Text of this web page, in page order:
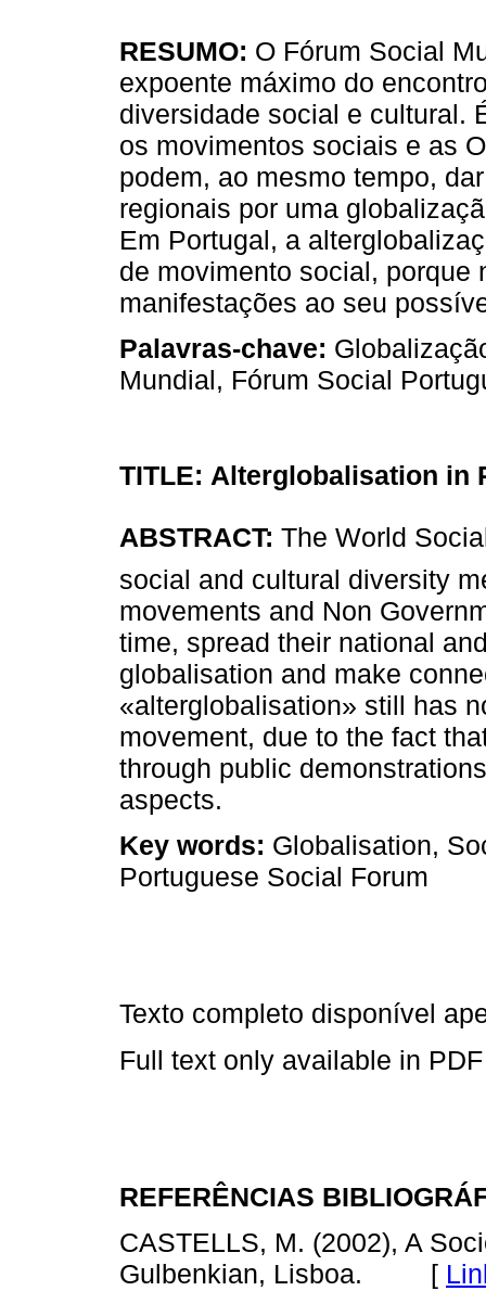
RESUMO: O Fórum Social
expoente máximo do
diversidade social e cultural.
os movimentos sociais e as
podem, ao mesmo tempo,
regionais por uma
Em Portugal, a
de movimento social, porque
manifestações ao seu
Palavras-chave:
Mundial, Fórum Social
TITLE: Alterglobalisation in
ABSTRACT: The World
social and cultural diversity
movements and Non
time, spread their national
globalisation and make
«alterglobalisation» still has
movement, due to the fact
through public
aspects.
Key words: Globalisation,
Portuguese Social Forum
Texto completo disponível
Full text only available in
REFERÊNCIAS
CASTELLS, M. (2002), A
Gulbenkian, Lisboa. [